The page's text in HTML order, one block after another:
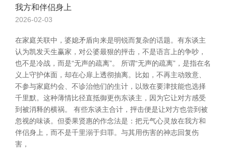
我方和伴侣身上
2026-02-03
在家庭关联中，婆媳矛盾向来是明锐而复杂的话题。有东谈主
认为凯发天生赢家，对公婆最狠的抨击，不是语言上的争吵，
也不是冷战，而是“无声的疏离”。 所谓“无声的疏离”，是指在名
义上守护体面，却在心扉上透彻抽离。比如，不再主动致意、
不参与家庭约会、不诊治他们的生计，以致在要津技能也选择
千里默。这种薄情比径直抵御更伤东谈主，因为它让对方感受
到被消释的横祸。 有些东谈主合计，抨击便是让对方也尝到被
忽视的味谈。但委果贤惠的作念法是：把元气心灵放在我方和
伴侣身上，而不是千里溺于归罪。与其用伤害的神志回复伤
害，